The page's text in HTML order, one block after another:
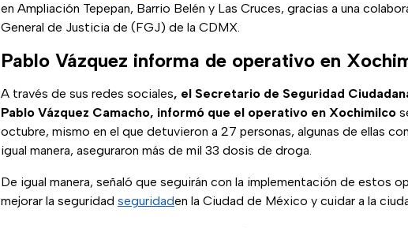
en Ampliación Tepepan, Barrio Belén y Las Cruces, gracias a una
General de Justicia de (FGJ) de la CDMX.
Pablo Vázquez informa de operativo en
A través de sus redes sociales, el Secretario de Seguridad
Pablo Vázquez Camacho, informó que el operativo en Xochimilco
octubre, mismo en el que detuvieron a 27 personas, algunas de ellas
igual manera, aseguraron más de mil 33 dosis de droga.
De igual manera, señaló que seguirán con la implementación de estos
mejorar la seguridad seguridaden la Ciudad de México y cuidar a la